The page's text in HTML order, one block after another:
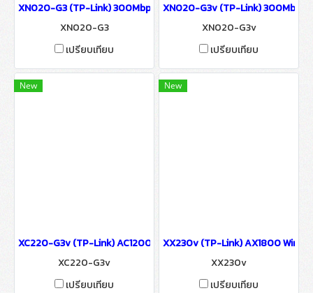
XN020-G3 (TP-Link) 300Mbps Wireless N Gigabit VoIP GPON
XN020-G3
เปรียบเทียบ
XN020-G3v (TP-Link) 300Mbps
XN020-G3v
เปรียบเทียบ
New
XC220-G3v (TP-Link) AC1200 Wireless VoIP GPON Router wifi &
XC220-G3v
เปรียบเทียบ
New
XX230v (TP-Link) AX1800
XX230v
เปรียบเทียบ